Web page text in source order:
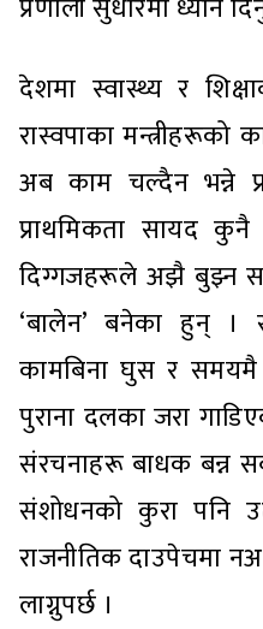
प्रणाली सुधारमा ध्यान
देशमा स्वास्थ्य र
रास्वपाका मन्त्रीहरूको
अब काम चल्दैन भन्ने
प्राथमिकता सायद
दिग्गजहरूले अझै बुझ्न
‘बालेन’ बनेका हुन् ।
कामबिना घुस र समयमै
पुराना दलका जरा
संरचनाहरू बाधक बन्न
संशोधनको कुरा पनि
राजनीतिक दाउपेचमा
लाग्नुपर्छ ।